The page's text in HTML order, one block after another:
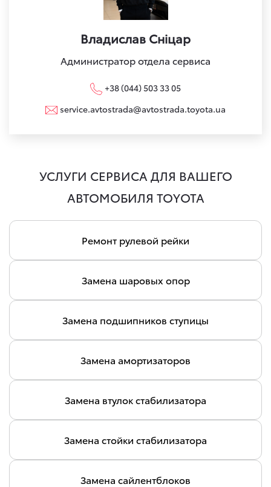
Владислав Сніцар
Администратор отдела сервиса
+38 (044) 503 33 05
service.avtostrada@avtostrada.toyota.ua
УСЛУГИ СЕРВИСА ДЛЯ ВАШЕГО
АВТОМОБИЛЯ TOYOTA
Ремонт рулевой рейки
Замена шаровых опор
Замена подшипников ступицы
Замена амортизаторов
Замена втулок стабилизатора
Замена стойки стабилизатора
Замена сайлентблоков